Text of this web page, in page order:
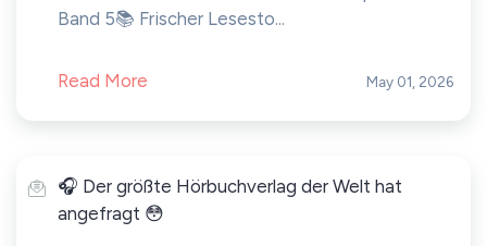
Band 5📚 Frischer Lesesto...
Read More May 01, 2026
🎧 Der größte Hörbuchverlag der Welt hat
angefragt 😳